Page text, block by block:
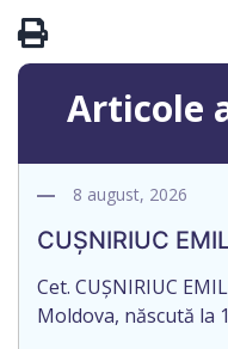
Articole
8 august, 2026
CUȘNIRIUC
Cet. CUȘNIRIUC
Moldova, născută la